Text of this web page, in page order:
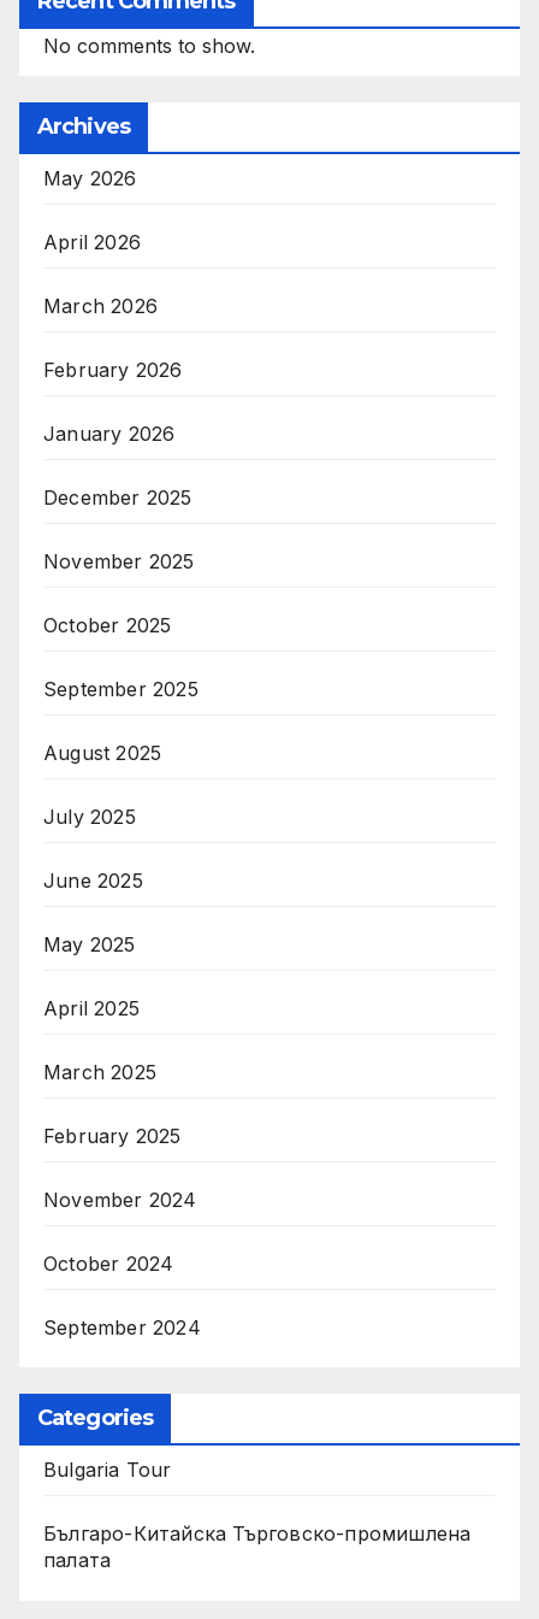
No comments to show.
Archives
May 2026
April 2026
March 2026
February 2026
January 2026
December 2025
November 2025
October 2025
September 2025
August 2025
July 2025
June 2025
May 2025
April 2025
March 2025
February 2025
November 2024
October 2024
September 2024
Categories
Bulgaria Tour
Българо-Китайска Търговско-промишлена
палaта